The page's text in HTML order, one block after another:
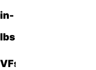
in-
lbs
VFsync